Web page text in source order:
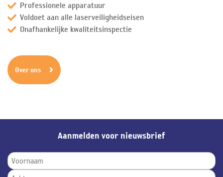
Professionele apparatuur
Voldoet aan alle laserveiligheidseisen
Onafhankelijke kwaliteitsinspectie
Over ons
Aanmelden voor nieuwsbrief